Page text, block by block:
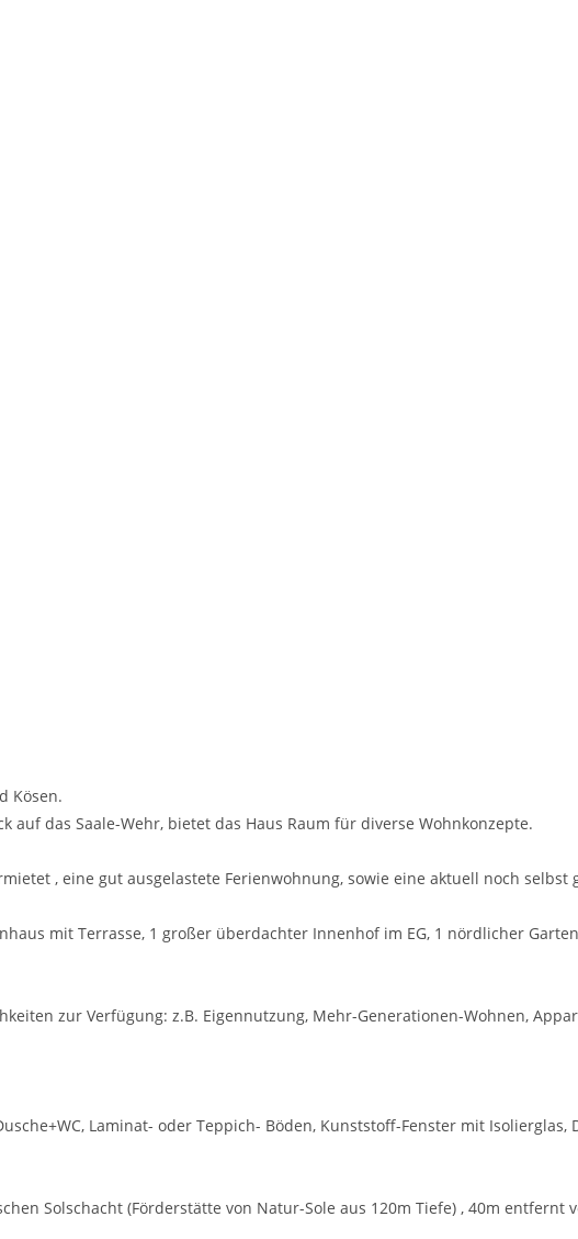
Kösen.
das Saale-Wehr, bietet das Haus Raum für diverse Wohnkonzepte.
, eine gut ausgelastete Ferienwohnung, sowie eine aktuell noch
mit Terrasse, 1 großer überdachter Innenhof im EG, 1 nördlicher
zur Verfügung: z.B. Eigennutzung, Mehr-Generationen-Wohnen,
Laminat- oder Teppich- Böden, Kunststoff-Fenster mit
Solschacht (Förderstätte von Natur-Sole aus 120m Tiefe) , 40m entfernt